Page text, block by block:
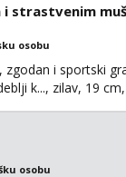
i strastvenim
osobu
i sportski
k..., zilav, 19
osobu